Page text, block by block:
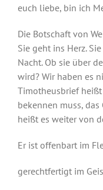
euch liebe, bin ich
Die Botschaft von
Sie geht ins Herz.
Nacht. Ob sie über
wird? Wir haben es
Timotheusbrief
bekennen muss,
heißt es weiter von
Er ist offenbart im
gerechtfertigt im